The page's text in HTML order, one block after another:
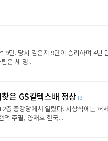
9단. 당시 김은지 9단이 승리하며 4년
은 세 명...
은 GS칼텍스배 정상 [3]
층 중강당에서 열렸다. 시상식에는 허
덕 주필, 양재호 한국...